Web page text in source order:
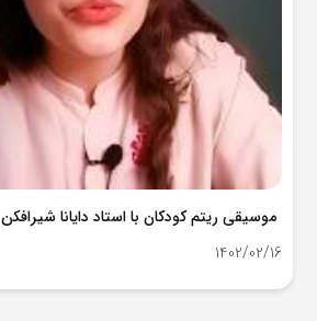
موسیقی ریتم کودکان با استاد دایانا شیرافکن
1402/02/16